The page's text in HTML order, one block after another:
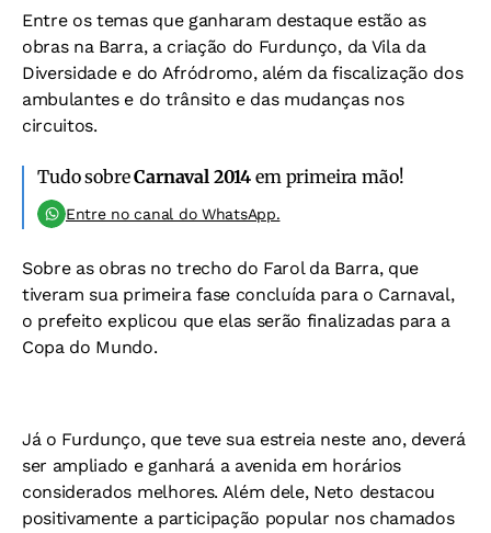
Entre os temas que ganharam destaque estão as
obras na Barra, a criação do Furdunço, da Vila da
Diversidade e do Afródromo, além da fiscalização dos
ambulantes e do trânsito e das mudanças nos
circuitos.
Tudo sobreCarnaval 2014 em primeira mão!
Entre no canal do WhatsApp.
Sobre as obras no trecho do Farol da Barra, que
tiveram sua primeira fase concluída para o Carnaval,
o prefeito explicou que elas serão finalizadas para a
Copa do Mundo.
Já o Furdunço, que teve sua estreia neste ano, deverá
ser ampliado e ganhará a avenida em horários
considerados melhores. Além dele, Neto destacou
positivamente a participação popular nos chamados